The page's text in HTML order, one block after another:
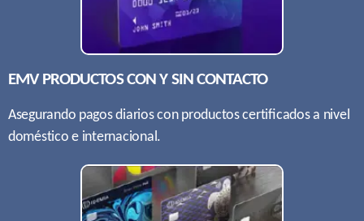
EMV PRODUCTOS CON Y SIN CONTACTO
Asegurando pagos diarios con productos certiﬁcados a nivel
doméstico e internacional.